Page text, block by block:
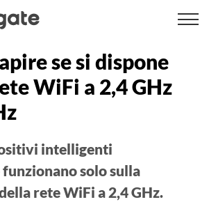
se si dispone
WiFi a 2,4 GHz
intelligenti
solo sulla
rete WiFi a 2,4 GHz.